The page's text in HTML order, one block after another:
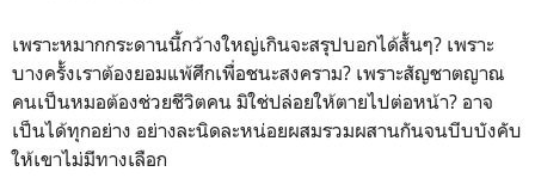
เพราะหมากกระดานนี้กว้างใหญ่เกินจะสรุปบอกได้สั้นๆ? เพราะ
บางครั้งเราต้องยอมแพ้ศึกเพื่อชนะสงคราม? เพราะสัญชาตญาณ
คนเป็นหมอต้องช่วยชีวิตคน มิใช่ปล่อยให้ตายไปต่อหน้า? อาจ
เป็นได้ทุกอย่าง อย่างละนิดละหน่อยผสมรวมผสานกันจนบีบบังคับ
ให้เขาไม่มีทางเลือก